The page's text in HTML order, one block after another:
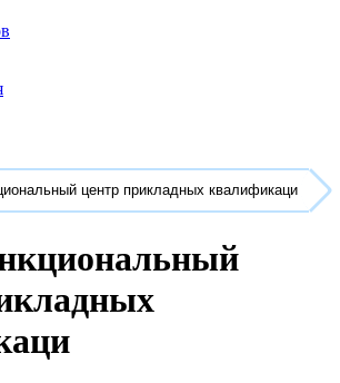
центр прикладных квалификаци